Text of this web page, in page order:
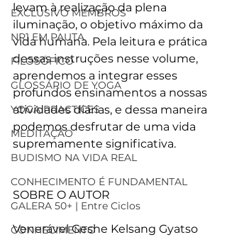
EXCLUSIVO MEMBROS
NR1 EM PAUTA
FILOSÓFICO
GLOSSÁRIO DE YOGA
YOGA PRACTICES
MEDITAÇÃO
BUDISMO NA VIDA REAL
CONHECIMENTO É FUNDAMENTAL
GALERA 50+ | Entre Ciclos
CONHECIMENTO
levam à realização da plena
iluminação, o objetivo máximo da
vida humana. Pela leitura e prática
dessas instruções nesse volume,
aprendemos a integrar esses
profundos ensinamentos a nossas
atividades diárias, e dessa maneira
podemos desfrutar de uma vida
supremamente significativa.
SOBRE O AUTOR
Venerável Geshe Kelsang Gyatso